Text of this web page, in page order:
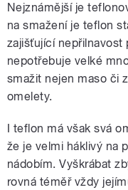
Nejznámější je
na smažení je teflon
zajišťující nepřilnavost
nepotřebuje velké
smažit nejen maso či
omelety.
I teflon má však svá
že je velmi háklivý na
nádobím. Vyškrábat
rovná téměř vždy